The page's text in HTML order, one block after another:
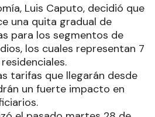
Luis Caputo, decidió que
una quita gradual de
para los segmentos de
los cuales representan 7
tarifas que llegarán desde
un fuerte impacto en